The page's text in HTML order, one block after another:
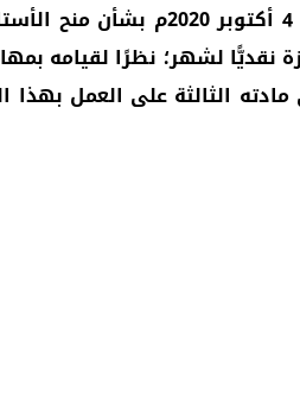
صدر قرار رئيس جامعة حضرموت ذو الرقم (162) لسنة 2020م
نقديًّا لشهر؛ نظرًا لقيامه
الثالثة على العمل بهذا